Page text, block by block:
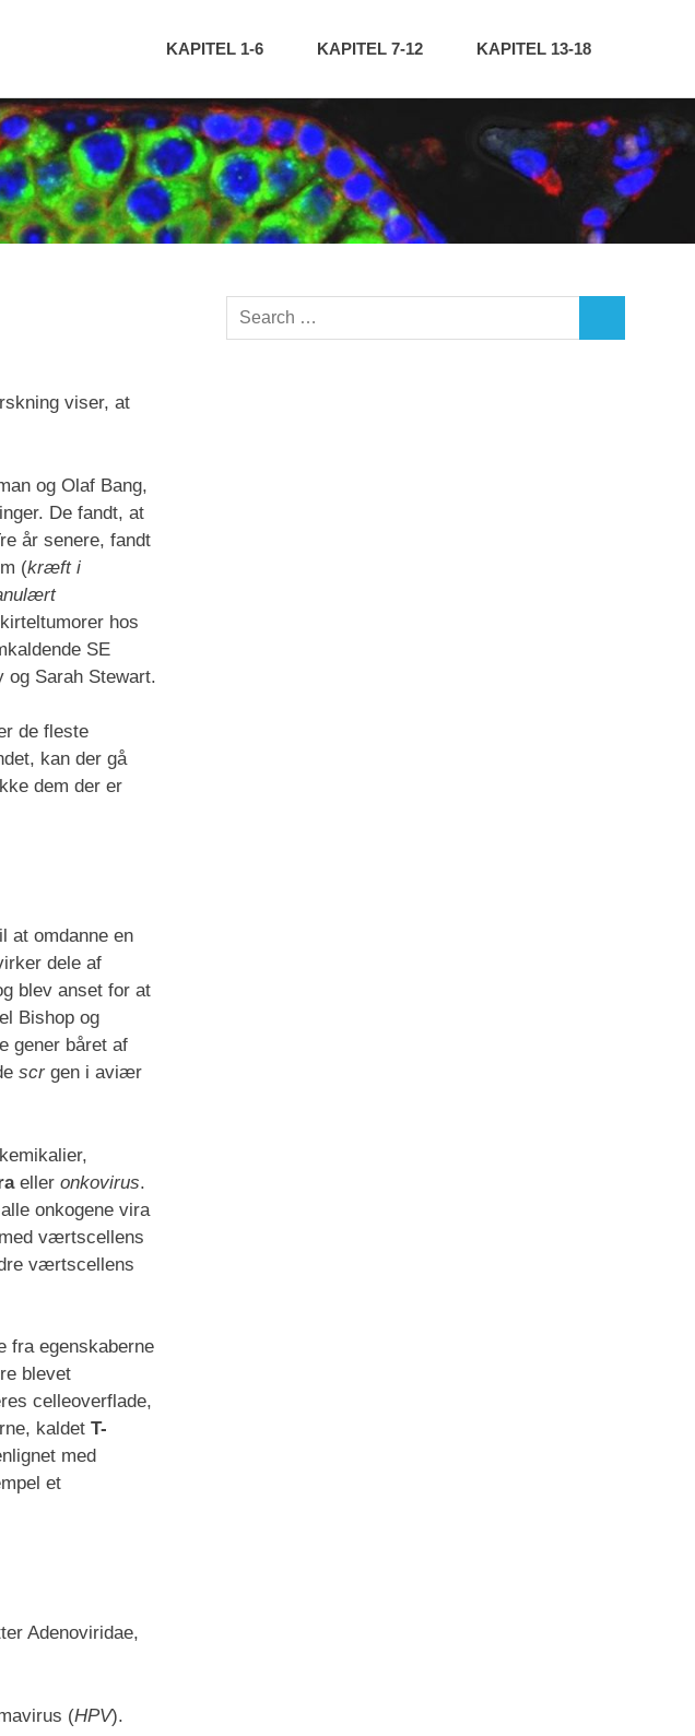
KAPITEL 1-6 KAPITEL 7-12 KAPITEL 13-18
viser, at
og Olaf Bang,
De fandt, at
år senere, fandt
(kræft i
hos
SE
og Sarah Stewart.
de fleste
kan der gå
dem der er
at omdanne en
dele af
blev anset for at
Bishop og
gener båret af
scr gen i aviær
eller onkovirus.
onkogene vira
værtscellens
værtscellens
fra egenskaberne
blevet
celleoverflade,
kaldet T-
med
et
Adenoviridae,
(HPV).
Search